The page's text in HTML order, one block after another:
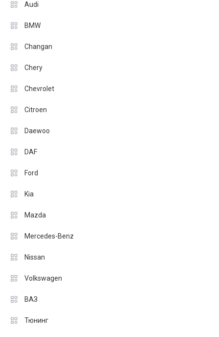
Audi
BMW
Changan
Chery
Chevrolet
Citroen
Daewoo
DAF
Ford
Kia
Mazda
Mercedes-Benz
Nissan
Volkswagen
ВАЗ
Тюнинг